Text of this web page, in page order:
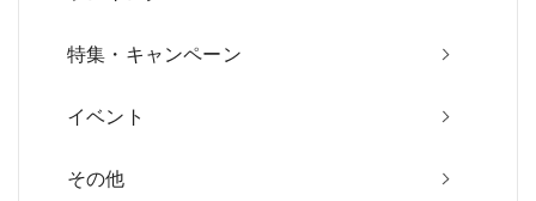
特集・キャンペーン
イベント
その他